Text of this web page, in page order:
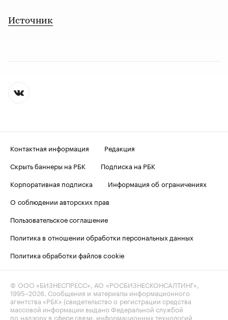
Источник
Контактная информация
Редакция
Скрыть баннеры на РБК
Подписка на РБК
Корпоративная подписка
Информация об ограничениях
О соблюдении авторских прав
Пользовательское соглашение
Политика в отношении обработки персональных данных
Политика обработки файлов cookie
© ООО «БИЗНЕСПРЕСС», АО «РОСБИЗНЕСКОНСАЛТИНГ»,
1995–2026. Сообщения и материалы информационного
агентства «РБК» (свидетельство о регистрации средства
массовой информации выдано Федеральной службой
по надзору в сфере связи, информационных технологий